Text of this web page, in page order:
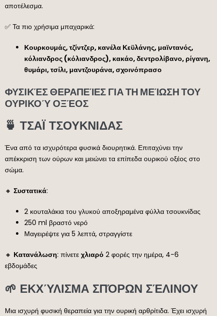
αποτέλεσμα.
✅ Τα πιο χρήσιμα μπαχαρικά:
Κουρκουμάς, τζίντζερ, κανέλα Κεϋλάνης, μαϊντανός,
κόλιανδρος (κόλιανδρος), κακάο, δεντρολίβανο, ρίγανη,
θυμάρι, τσίλι, μαντζουράνα, σχοινόπρασο
ΦΥΣΙΚΈΣ ΘΕΡΑΠΕΊΕΣ ΓΙΑ ΤΗ ΜΕΊΩΣΗ ΤΟΥ
ΟΥΡΙΚΟΎ ΟΞΈΟΣ
🍵 ΤΣΑΪ ΤΣΟΥΚΝΙΔΑΣ
Ένα από τα ισχυρότερα φυσικά διουρητικά. Επιταχύνει την
απέκκριση των ούρων και μειώνει τα επίπεδα ουρικού οξέος στο
σώμα.
🔸 Συστατικά:
2 κουταλάκια του γλυκού αποξηραμένα φύλλα τσουκνίδας
250 ml βραστό νερό
Μαγειρέψτε για 5 λεπτά, στραγγίστε
🔸 Κατανάλωση: πίνετε χλιαρό 2 φορές την ημέρα, 4-6
εβδομάδες
🌱 ΕΚΧΎΛΙΣΜΑ ΣΠΌΡΩΝ ΣΈΛΙΝΟΥ
Μια ισχυρή φυσική θεραπεία για την ουρική αρθρίτιδα. Έχει ισχυρή